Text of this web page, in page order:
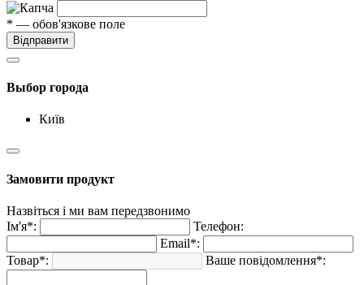
* — обов'язкове поле
Відправити
Выбор города
Київ
Замовити продукт
Назвіться і ми вам передзвонимо
Ім'я*:
Телефон:
Email*:
Товар*:
Ваше повідомлення*: